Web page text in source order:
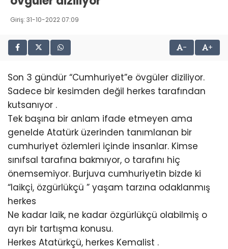
Giriş: 31-10-2022 07:09
- +
Son 3 gündür “Cumhuriyet”e övgüler diziliyor.
Sadece bir kesimden değil herkes tarafından
kutsanıyor .
Tek başına bir anlam ifade etmeyen ama
genelde Atatürk üzerinden tanımlanan bir
cumhuriyet özlemleri içinde insanlar. Kimse
sınıfsal tarafına bakmıyor, o tarafını hiç
önemsemiyor. Burjuva cumhuriyetin bizde ki
“laikçi, özgürlükçü ” yaşam tarzına odaklanmış
herkes
Ne kadar laik, ne kadar özgürlükçü olabilmiş o
ayrı bir tartışma konusu.
Herkes Atatürkçü, herkes Kemalist .